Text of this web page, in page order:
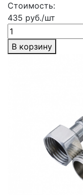
Стоимость:
435 руб./шт
В корзину